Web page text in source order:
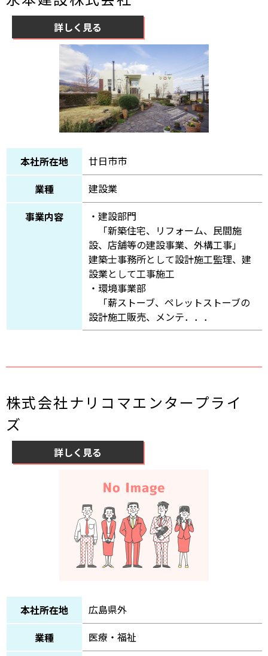
詳しく見る
本社所在地
廿日市市
業種
建設業
事業内容
・建設部門
「新築住宅、リフォーム、民間施
設、店舗等の建設事業、外構工事」
建築士事務所として設計施工監理、建
設業として工事施工
・環境事業部
「薪ストーブ、ペレットストーブの
設計施工販売、メンテ．．．
株式会社ナリコマエンタープライ
ズ
詳しく見る
本社所在地
広島県外
業種
医療・福祉